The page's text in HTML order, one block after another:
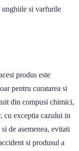
unghiile si varfurile
produs este
pentru curatarea si
din compusi chimici,
cu exceptia cazului in
de asemenea, evitati
si produsul a